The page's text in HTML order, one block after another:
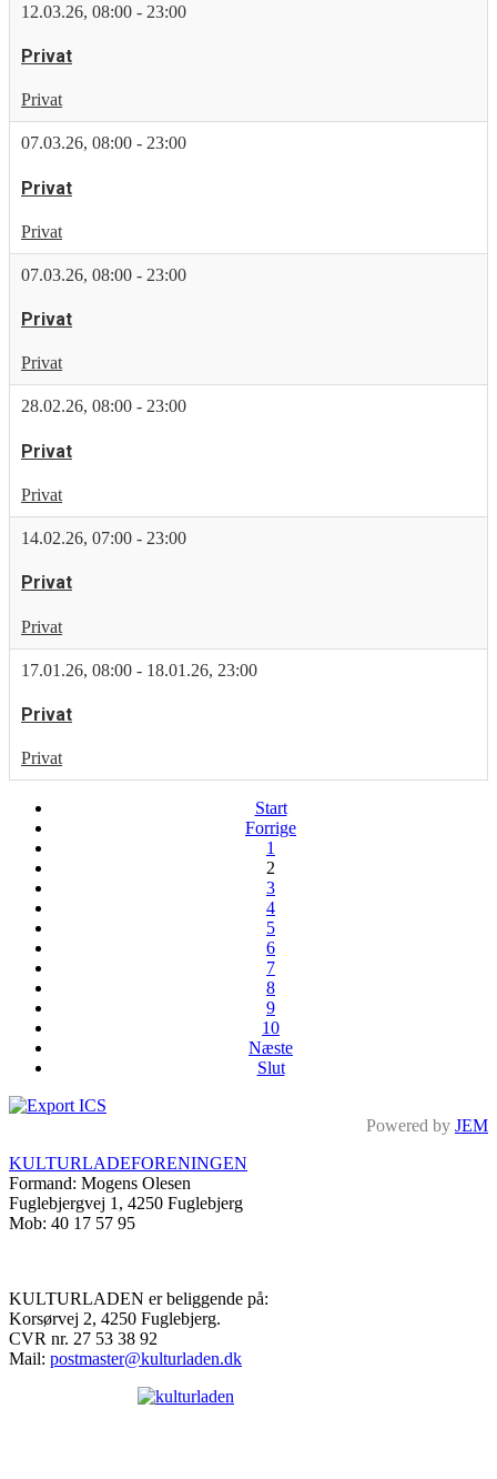
12.03.26, 08:00 - 23:00
Privat
Privat
07.03.26, 08:00 - 23:00
Privat
Privat
07.03.26, 08:00 - 23:00
Privat
Privat
28.02.26, 08:00 - 23:00
Privat
Privat
14.02.26, 07:00 - 23:00
Privat
Privat
17.01.26, 08:00 - 18.01.26, 23:00
Privat
Privat
Start
Forrige
1
2
3
4
5
6
7
8
9
10
Næste
Slut
Powered by JEM
KULTURLADEFORENINGEN
Formand: Mogens Olesen
Fuglebjergvej 1, 4250 Fuglebjerg
Mob: 40 17 57 95
KULTURLADEN er beliggende på:
Korsørvej 2, 4250 Fuglebjerg.
CVR nr. 27 53 38 92
Mail: postmaster@kulturladen.dk